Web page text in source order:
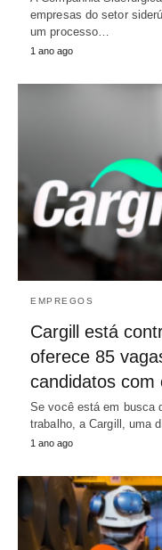
empresas do setor
um processo…
1 ano ago
EMPREGOS
Cargill está
oferece 85
candidatos com
Se você está em busca
trabalho, a Cargill, uma
1 ano ago